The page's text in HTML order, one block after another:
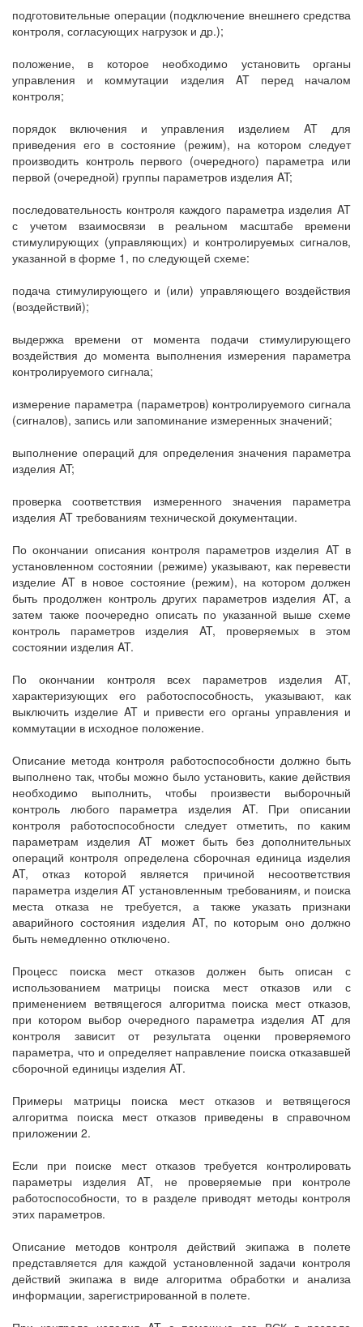
подготовительные операции (подключение внешнего средства
контроля, согласующих нагрузок и др.);
положение, в которое необходимо установить органы
управления и коммутации изделия AT перед началом
контроля;
порядок включения и управления изделием AT для
приведения его в состояние (режим), на котором следует
производить контроль первого (очередного) параметра или
первой (очередной) группы параметров изделия AT;
последовательность контроля каждого параметра изделия AT
с учетом взаимосвязи в реальном масштабе времени
стимулирующих (управляющих) и контролируемых сигналов,
указанной в форме 1, по следующей схеме:
подача стимулирующего и (или) управляющего воздействия
(воздействий);
выдержка времени от момента подачи стимулирующего
воздействия до момента выполнения измерения параметра
контролируемого сигнала;
измерение параметра (параметров) контролируемого сигнала
(сигналов), запись или запоминание измеренных значений;
выполнение операций для определения значения параметра
изделия AT;
проверка соответствия измеренного значения параметра
изделия AT требованиям технической документации.
По окончании описания контроля параметров изделия AT в
установленном состоянии (режиме) указывают, как перевести
изделие AT в новое состояние (режим), на котором должен
быть продолжен контроль других параметров изделия AT, а
затем также поочередно описать по указанной выше схеме
контроль параметров изделия AT, проверяемых в этом
состоянии изделия AT.
По окончании контроля всех параметров изделия AT,
характеризующих его работоспособность, указывают, как
выключить изделие AT и привести его органы управления и
коммутации в исходное положение.
Описание метода контроля работоспособности должно быть
выполнено так, чтобы можно было установить, какие действия
необходимо выполнить, чтобы произвести выборочный
контроль любого параметра изделия AT. При описании
контроля работоспособности следует отметить, по каким
параметрам изделия AT может быть без дополнительных
операций контроля определена сборочная единица изделия
AT, отказ которой является причиной несоответствия
параметра изделия AT установленным требованиям, и поиска
места отказа не требуется, а также указать признаки
аварийного состояния изделия AT, по которым оно должно
быть немедленно отключено.
Процесс поиска мест отказов должен быть описан с
использованием матрицы поиска мест отказов или с
применением ветвящегося алгоритма поиска мест отказов,
при котором выбор очередного параметра изделия AT для
контроля зависит от результата оценки проверяемого
параметра, что и определяет направление поиска отказавшей
сборочной единицы изделия AT.
Примеры матрицы поиска мест отказов и ветвящегося
алгоритма поиска мест отказов приведены в справочном
приложении 2.
Если при поиске мест отказов требуется контролировать
параметры изделия AT, не проверяемые при контроле
работоспособности, то в разделе приводят методы контроля
этих параметров.
Описание методов контроля действий экипажа в полете
представляется для каждой установленной задачи контроля
действий экипажа в виде алгоритма обработки и анализа
информации, зарегистрированной в полете.